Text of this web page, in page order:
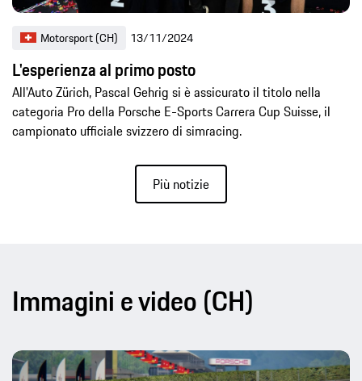
Motorsport (CH) 13/11/2024
L'esperienza al primo posto
All'Auto Zürich, Pascal Gehrig si è assicurato il titolo nella
categoria Pro della Porsche E-Sports Carrera Cup Suisse, il
campionato ufficiale svizzero di simracing.
Più notizie
Immagini e video (CH)